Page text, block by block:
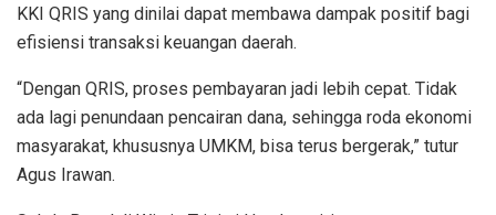
KKI QRIS yang dinilai dapat membawa dampak positif bagi
efisiensi transaksi keuangan daerah.
“Dengan QRIS, proses pembayaran jadi lebih cepat. Tidak
ada lagi penundaan pencairan dana, sehingga roda ekonomi
masyarakat, khususnya UMKM, bisa terus bergerak,” tutur
Agus Irawan.